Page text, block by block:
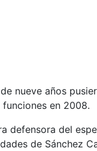
nueve años
en 2008.
defensora del
de Sánchez